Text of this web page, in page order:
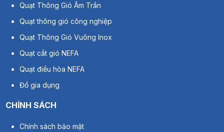
Quạt Thông Gió Âm Trần
Quạt thông gió công nghiệp
Quạt Thông Gió Vuông Inox
Quạt cắt gió NEFA
Quạt điều hòa NEFA
Đồ gia dụng
CHÍNH SÁCH
Chính sách bảo mật